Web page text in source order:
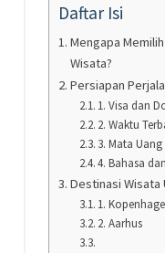
Daftar Isi
Mengapa
Wisata?
Persiapan
1. Visa dan
2. Waktu
3. Mata
4. Bahasa
Destinasi Wisata
1.
2. Aarhus